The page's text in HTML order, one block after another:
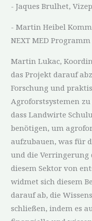
- Jaques Brulhet,
- Martin Heibel
NEXT MED Programm
Martin Lukac,
das Projekt darauf
Forschung und
Agroforstsystemen
dass Landwirte
benötigen, um
aufzubauen, was für
und die
diesem Sektor von
widmet sich diesem
darauf ab, die
schließen, indem es